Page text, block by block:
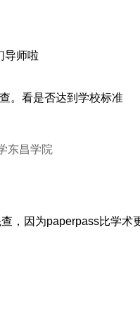
导师啦
。看是否达到学校标准
东昌学院
，因为paperpass比学术